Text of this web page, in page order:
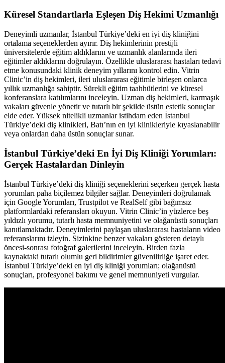
Küresel Standartlarla Eşleşen Diş Hekimi Uzmanlığı
Deneyimli uzmanlar, İstanbul Türkiye’deki en iyi diş kliniğini
ortalama seçeneklerden ayırır. Diş hekimlerinin prestijli
üniversitelerde eğitim aldıklarını ve uzmanlık alanlarında ileri
eğitimler aldıklarını doğrulayın. Özellikle uluslararası hastaları tedavi
etme konusundaki klinik deneyim yıllarını kontrol edin. Vitrin
Clinic’in diş hekimleri, ileri uluslararası eğitimle birleşen onlarca
yıllık uzmanlığa sahiptir. Sürekli eğitim taahhütlerini ve küresel
konferanslara katılımlarını inceleyin. Uzman diş hekimleri, karmaşık
vakaları güvenle yönetir ve tutarlı bir şekilde üstün estetik sonuçlar
elde eder. Yüksek nitelikli uzmanlar istihdam eden İstanbul
Türkiye’deki diş klinikleri, Batı’nın en iyi klinikleriyle kıyaslanabilir
veya onlardan daha üstün sonuçlar sunar.
İstanbul Türkiye’deki En İyi Diş Kliniği Yorumları:
Gerçek Hastalardan Dinleyin
İstanbul Türkiye’deki diş kliniği seçeneklerini seçerken gerçek hasta
yorumları paha biçilemez bilgiler sağlar. Deneyimleri doğrulamak
için Google Yorumları, Trustpilot ve RealSelf gibi bağımsız
platformlardaki referansları okuyun. Vitrin Clinic’in yüzlerce beş
yıldızlı yorumu, tutarlı hasta memnuniyetini ve olağanüstü sonuçları
kanıtlamaktadır. Deneyimlerini paylaşan uluslararası hastaların video
referanslarını izleyin. Sizinkine benzer vakaları gösteren detaylı
öncesi-sonrası fotoğraf galerilerini inceleyin. Birden fazla
kaynaktaki tutarlı olumlu geri bildirimler güvenilirliğe işaret eder.
İstanbul Türkiye’deki en iyi diş kliniği yorumları; olağanüstü
sonuçları, profesyonel bakımı ve genel memnuniyeti vurgular.